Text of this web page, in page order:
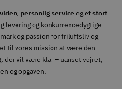
, personlig serviceoget stort
levering og konkurrencedygtige
og passion for friluftsliv og
til vores mission at være den
der vil være klar – uanset vejret,
og opgaven.